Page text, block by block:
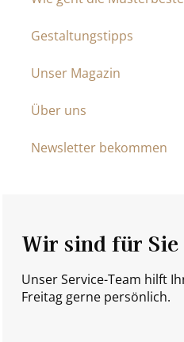
Gestaltungstipps
Unser Magazin
Über uns
Newsletter bekommen
Wir sind für Sie
Unser Service-Team hilft
Freitag gerne persönlich.